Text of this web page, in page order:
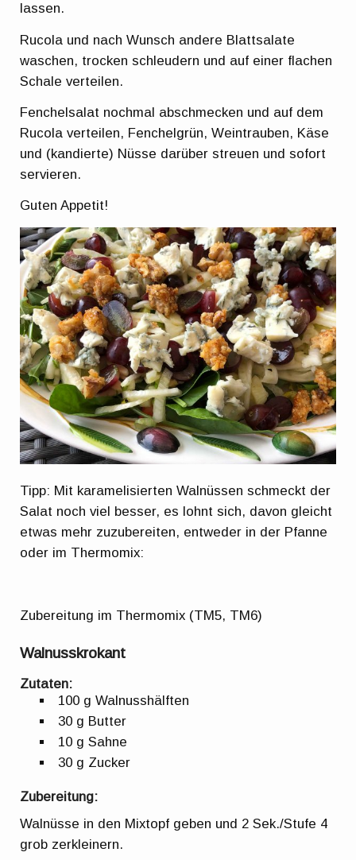
lassen.
Rucola und nach Wunsch andere Blattsalate
waschen, trocken schleudern und auf einer flachen
Schale verteilen.
Fenchelsalat nochmal abschmecken und auf dem
Rucola verteilen, Fenchelgrün, Weintrauben, Käse
und (kandierte) Nüsse darüber streuen und sofort
servieren.
Guten Appetit!
Tipp: Mit karamelisierten Walnüssen schmeckt der
Salat noch viel besser, es lohnt sich, davon gleicht
etwas mehr zuzubereiten, entweder in der Pfanne
oder im Thermomix:
Zubereitung im Thermomix (TM5, TM6)
Walnusskrokant
Zutaten:
100 g Walnusshälften
30 g Butter
10 g Sahne
30 g Zucker
Zubereitung:
Walnüsse in den Mixtopf geben und 2 Sek./Stufe 4
grob zerkleinern.